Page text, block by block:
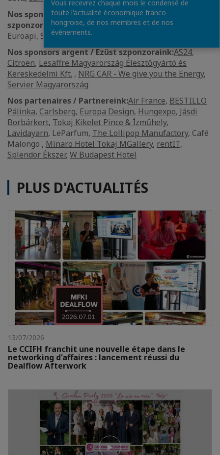
Nos sponsors vermeil / Bíbor
szponzoraink:Bonduelle,Equans Magyarország Kft.
Euroapi, Spie Hungaria
Nos sponsors argent / Ezüst szponzoraink:AS24,
Citroën, Lesaffre Magyarország Élesztőgyártó és
Kereskedelmi Kft. , NRG CAR - We give you the Energy,
Servier Magyarország
Nos partenaires / Partnereink:Air France, BESTILLO
Pálinka, Carlsberg, Europa Design, Hungexpo, Jásdi
Borbárkert, Tokaj Kikelet Pince & Ízműhely,
Lavidayarn, LeParfum, The Lollipop Manufactory, Café
Malongo , Minaro Hotel Tokaj MGallery, rentIT,
Splendor Ékszer, W Budapest Hotel
PLUS D'ACTUALITÉS
13/07/2026
Le CCIFH franchit une nouvelle étape dans le
networking d'affaires : lancement réussi du
Dealflow Afterwork
Vous recevrez chaque mois le condensé de
toute l'actualité économique franco-
hongroise, de nos membres et de nos
événements.